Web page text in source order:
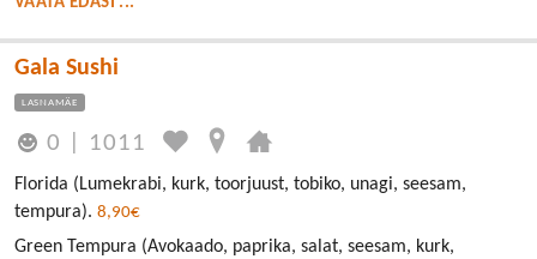
Gala Sushi
LASNAMÄE
0 1011
Florida (Lumekrabi, kurk, toorjuust, tobiko, unagi, seesam,
tempura). 8,90€
Green Tempura (Avokaado, paprika, salat, seesam, kurk,